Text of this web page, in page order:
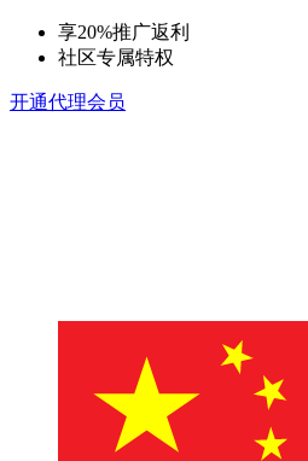
享20%推广返利
社区专属特权
开通代理会员